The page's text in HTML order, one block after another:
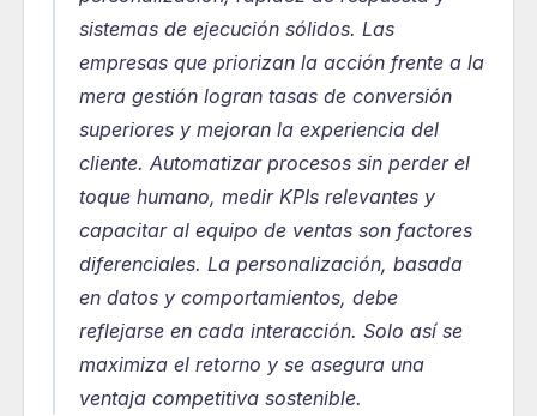
sistemas de ejecución sólidos. Las
empresas que priorizan la acción frente a la
mera gestión logran tasas de conversión
superiores y mejoran la experiencia del
cliente. Automatizar procesos sin perder el
toque humano, medir KPIs relevantes y
capacitar al equipo de ventas son factores
diferenciales. La personalización, basada
en datos y comportamientos, debe
reflejarse en cada interacción. Solo así se
maximiza el retorno y se asegura una
ventaja competitiva sostenible.